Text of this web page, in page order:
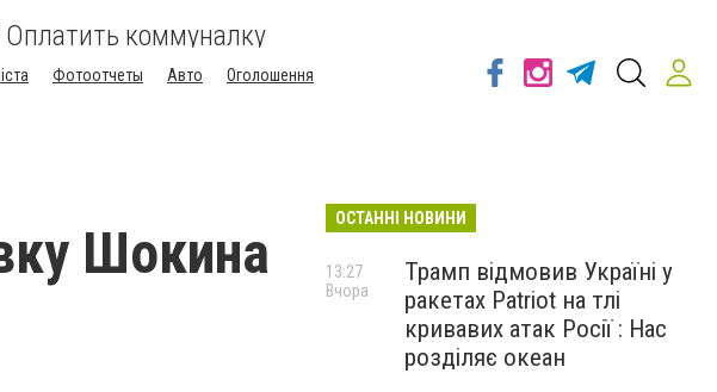
Оплатить коммуналку
Фотоотчеты Авто
Оголошення
Шокина
ОСТАННІ НОВИНИ
Трамп відмовив Україні у
ракетах Patriot на тлі
кривавих атак Росії : Нас
розділяє океан
13:27
Вчора